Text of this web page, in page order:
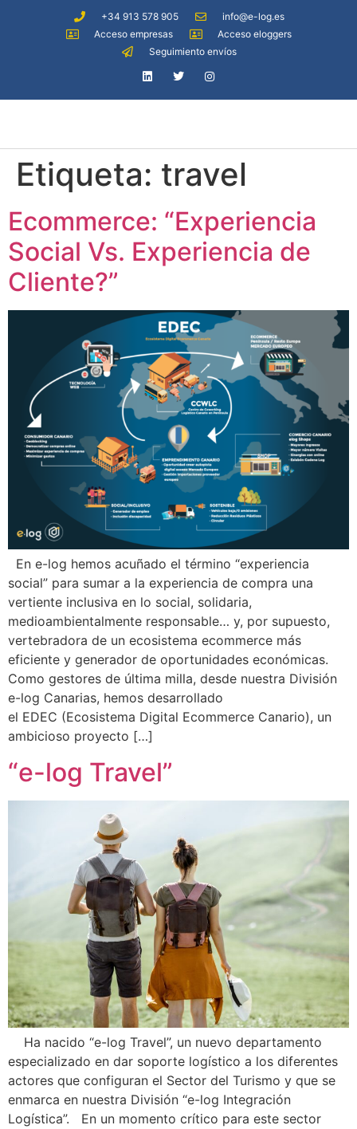
+34 913 578 905
info@e-log.es
Acceso empresas
Acceso eloggers
Seguimiento envíos
Etiqueta: travel
Ecommerce: “Experiencia
Social Vs. Experiencia de
Cliente?”
En e-log hemos acuñado el término “experiencia
social” para sumar a la experiencia de compra una
vertiente inclusiva en lo social, solidaria,
medioambientalmente responsable… y, por supuesto,
vertebradora de un ecosistema ecommerce más
eficiente y generador de oportunidades económicas.
Como gestores de última milla, desde nuestra División
e-log Canarias, hemos desarrollado
el EDEC (Ecosistema Digital Ecommerce Canario), un
ambicioso proyecto […]
“e-log Travel”
Ha nacido “e-log Travel”, un nuevo departamento
especializado en dar soporte logístico a los diferentes
actores que configuran el Sector del Turismo y que se
enmarca en nuestra División “e-log Integración
Logística”. En un momento crítico para este sector